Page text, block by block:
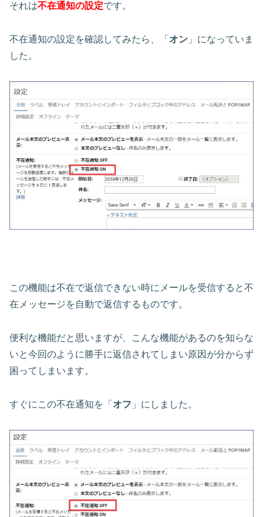
それは不在通知の設定です。
不在通知の設定を確認してみたら、「 オン 」になっていま
した。
この機能は不在で返信できない時にメールを受信すると不
在メッセージを自動で返信するものです。
便利な機能だと思いますが、こんな機能があるのを知らな
いと今回のように勝手に返信されてしまい原因が分からず
困ってしまいます。
すぐにこの不在通知を「 オフ 」にしました。